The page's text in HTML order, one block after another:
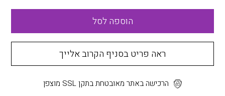
הוספה לסל
ראה פריט בסניף הקרוב אלייך
הרכישה באתר מאובטחת בתקן SSL מוצפן